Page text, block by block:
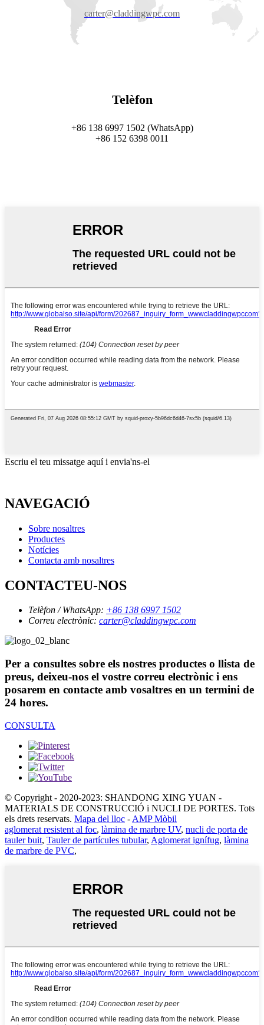
carter@claddingwpc.com
Telèfon
+86 138 6997 1502 (WhatsApp)
+86 152 6398 0011
Escriu el teu missatge aquí i envia'ns-el
NAVEGACIÓ
Sobre nosaltres
Productes
Notícies
Contacta amb nosaltres
CONTACTEU-NOS
Telèfon / WhatsApp: +86 138 6997 1502
Correu electrònic: carter@claddingwpc.com
Per a consultes sobre els nostres productes o llista de
preus, deixeu-nos el vostre correu electrònic i ens
posarem en contacte amb vosaltres en un termini de
24 hores.
CONSULTA
© Copyright - 2020-2023: SHANDONG XING YUAN -
MATERIALS DE CONSTRUCCIÓ i NUCLI DE PORTES. Tots
els drets reservats. Mapa del lloc - AMP Mòbil
aglomerat resistent al foc, làmina de marbre UV, nucli de porta de
tauler buit, Tauler de partícules tubular, Aglomerat ignífug, làmina
de marbre de PVC,